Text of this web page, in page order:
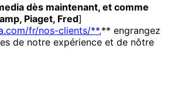
dès maintenant, et comme
Piaget, Fred]
fr/nos-clients/**,** engrangez
de notre expérience et de nôtre